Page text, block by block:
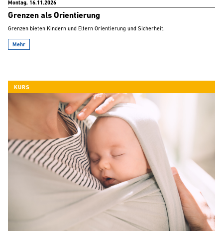
Montag, 16.11.2026
Grenzen als Orientierung
Grenzen bieten Kindern und Eltern Orientierung und Sicherheit.
Mehr
KURS